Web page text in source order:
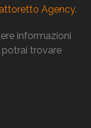
Agency.
informazioni
trovare